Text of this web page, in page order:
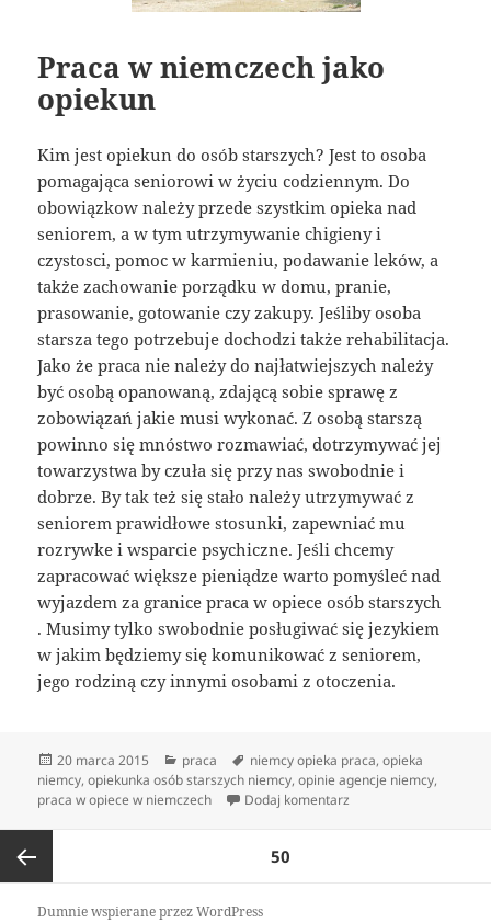
Praca w niemczech jako
opiekun
Kim jest opiekun do osób starszych? Jest to osoba
pomagająca seniorowi w życiu codziennym. Do
obowiązkow należy przede szystkim opieka nad
seniorem, a w tym utrzymywanie chigieny i
czystosci, pomoc w karmieniu, podawanie leków, a
także zachowanie porządku w domu, pranie,
prasowanie, gotowanie czy zakupy. Jeśliby osoba
starsza tego potrzebuje dochodzi także rehabilitacja.
Jako że praca nie należy do najłatwiejszych należy
być osobą opanowaną, zdającą sobie sprawę z
zobowiązań jakie musi wykonać. Z osobą starszą
powinno się mnóstwo rozmawiać, dotrzymywać jej
towarzystwa by czuła się przy nas swobodnie i
dobrze. By tak też się stało należy utrzymywać z
seniorem prawidłowe stosunki, zapewniać mu
rozrywke i wsparcie psychiczne. Jeśli chcemy
zapracować większe pieniądze warto pomyśleć nad
wyjazdem za granice praca w opiece osób starszych
. Musimy tylko swobodnie posługiwać się jezykiem
w jakim będziemy się komunikować z seniorem,
jego rodziną czy innymi osobami z otoczenia.
Data
publikacji
20 marca 2015 Kategorie
praca Tagi
niemcy opieka praca,opieka
niemcy,opiekunka osób starszych niemcy,opinie agencje niemcy,
praca w opiece w niemczech
Dodaj komentarz
Poprzednia
STRONA50
Dumnie wspierane przez WordPress